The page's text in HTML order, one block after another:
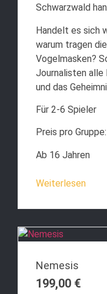
Schwarzwald
Handelt es sich
warum tragen
Vogelmasken?
Journalisten alle
und das
Für 2-6 Spieler
Preis pro
Ab 16 Jahren
Weiterlesen
Nemesis
199,00 €